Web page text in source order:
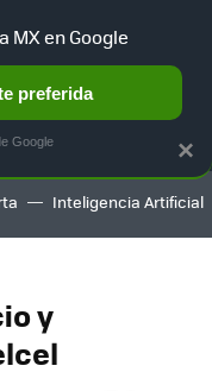
TERRITORIO
Inteligencia Artificial
y
×
MX en Google
preferida
Google